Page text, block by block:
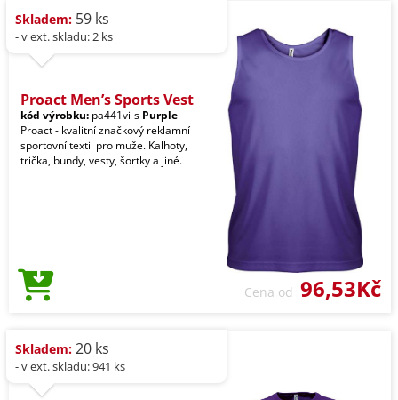
Skladem: 59 ks
- v ext. skladu: 2 ks
Proact Men’s Sports Vest
kód výrobku: pa441vi-s Purple
Proact - kvalitní značkový reklamní
sportovní textil pro muže. Kalhoty,
trička, bundy, vesty, šortky a jiné.
Cena od 96,53Kč
Skladem: 20 ks
- v ext. skladu: 941 ks